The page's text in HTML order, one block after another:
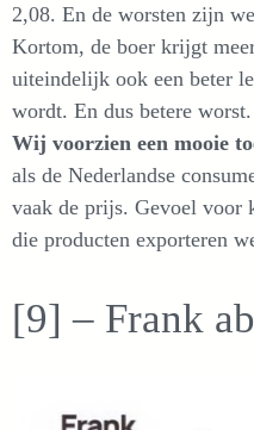
2,08. En de worsten zijn
Kortom, de boer krijgt
uiteindelijk ook een beter
wordt. En dus betere worst.
Wij voorzien een mooie
als de Nederlandse
vaak de prijs. Gevoel voor
die producten exporteren
[9] – Frank